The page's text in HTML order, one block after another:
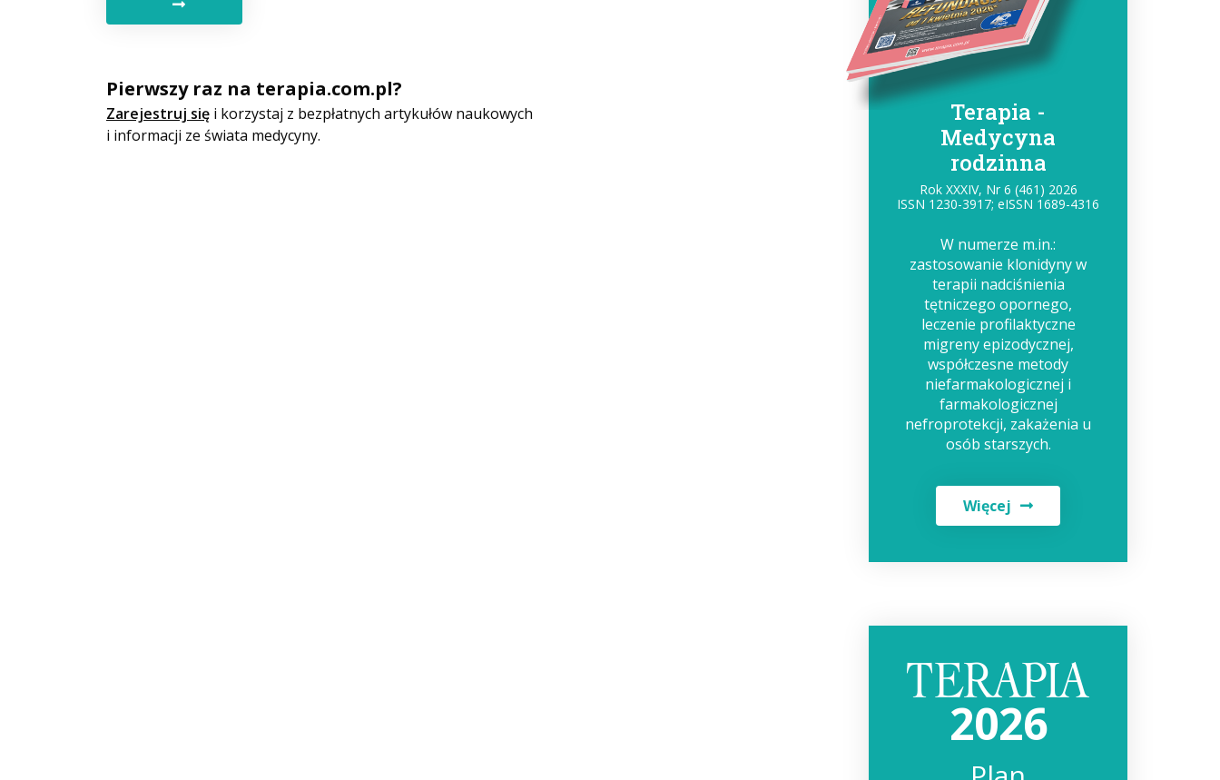
Pierwszy raz na terapia.com.pl?
Zarejestruj się i korzystaj z bezpłatnych artykułów naukowych
i informacji ze świata medycyny.
Terapia -
Medycyna
rodzinna
Rok XXXIV, Nr 6 (461) 2026
ISSN 1230-3917; eISSN 1689-4316
W numerze m.in.:
zastosowanie klonidyny w
terapii nadciśnienia
tętniczego opornego,
leczenie profilaktyczne
migreny epizodycznej,
współczesne metody
niefarmakologicznej i
farmakologicznej
nefroprotekcji, zakażenia u
osób starszych.
Więcej
2026